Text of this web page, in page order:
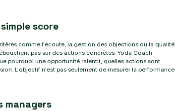
score
comme l'écoute, la gestion des objections ou la qualité
pas sur des actions concrètes. Yoda Coach
pourquoi une opportunité ralentit, quelles actions sont
L'objectif n'est pas seulement de mesurer la performance
managers